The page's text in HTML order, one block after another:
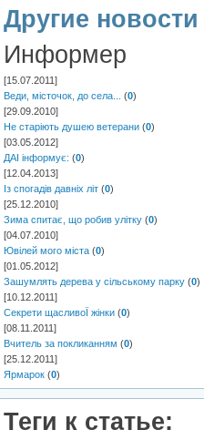
Другие
Информер
[15.07.2011]
Веди, місточок, до села...
(0)
[29.09.2010]
Не старіють душею ветерани (0)
[03.05.2012]
ДАІ інформує: (0)
[12.04.2013]
Із спогадів давніх літ (0)
[25.12.2010]
Зима спитає, що робив улітку (0)
[04.07.2010]
Ювілей мого міста (0)
[01.05.2012]
Зашумлять дерева у сільському парку (0)
[10.12.2011]
Секрети щасливоЇ жінки (0)
[08.11.2011]
Вчитель за покликанням (0)
[25.12.2011]
Ярмарок (0)
Теги к статье: